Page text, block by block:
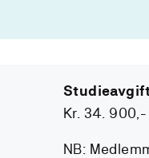
Kr. 34. 900,-
NB: